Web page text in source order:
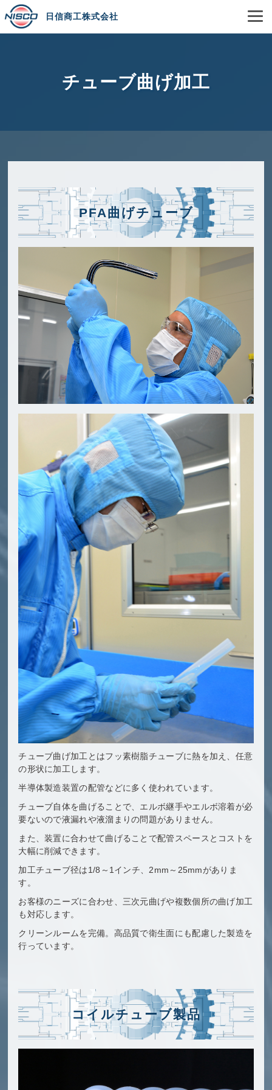
日信商工株式会社
チューブ曲げ加工
PFA曲げチューブ
チューブ曲げ加工とはフッ素樹脂チューブに熱を加え、任意
の形状に加工します。
半導体製造装置の配管などに多く使われています。
チューブ自体を曲げることで、エルボ継手やエルボ溶着が必
要ないので液漏れや液溜まりの問題がありません。
また、装置に合わせて曲げることで配管スペースとコストを
大幅に削減できます。
加工チューブ径は1/8～1インチ、2mm～25mmがありま
す。
お客様のニーズに合わせ、三次元曲げや複数個所の曲げ加工
も対応します。
クリーンルームを完備。高品質で衛生面にも配慮した製造を
行っています。
コイルチューブ製品